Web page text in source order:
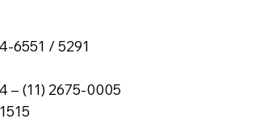
6551 / 5291
– (11) 2675-0005